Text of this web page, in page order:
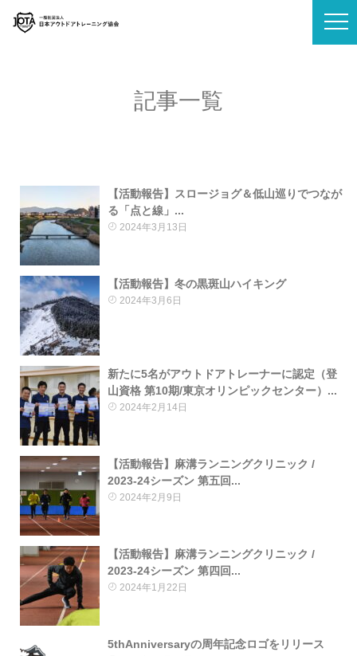
記事一覧
【活動報告】スロージョグ＆低山巡りでつなが
る「点と線」...
2024年3月13日
【活動報告】冬の黒斑山ハイキング
2024年3月6日
新たに5名がアウトドアトレーナーに認定（登
山資格 第10期/東京オリンピックセンター）...
2024年2月14日
【活動報告】麻溝ランニングクリニック /
2023-24シーズン 第五回...
2024年2月9日
【活動報告】麻溝ランニングクリニック /
2023-24シーズン 第四回...
2024年1月22日
5thAnniversaryの周年記念ロゴをリリース